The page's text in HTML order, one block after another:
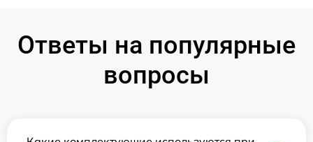
Ответы на популярные
вопросы